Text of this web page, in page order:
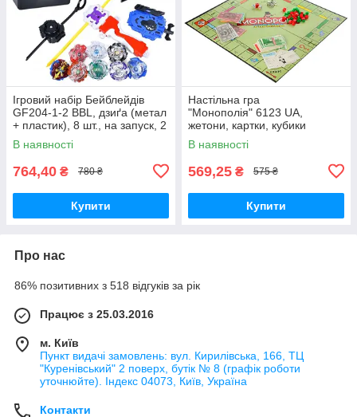
Ігровий набір Бейблейдів
GF204-1-2 BBL, дзиґа (метал
+ пластик), 8 шт., на запуск, 2
типи, валіза/яскраво-
червоний
В наявності
764,40 ₴ 780 ₴
Купити
Настільна гра
"Монополія" 6123 UA,
жетони, картки, кубики
В наявності
569,25 ₴ 575 ₴
Купити
Про нас
86% позитивних з 518 відгуків за рік
Працює з 25.03.2016
м. Київ
Пункт видачі замовлень: вул. Кирилівська, 166, ТЦ
"Куренівський" 2 поверх, бутік № 8 (графік роботи
уточнюйте). Індекс 04073, Київ, Україна
Контакти